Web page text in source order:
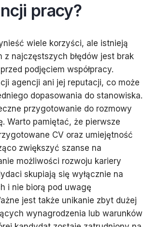
pracy?
wiele korzyści, ale istnieją
z najczęstszych błędów jest brak
podjęciem współpracy.
agencji ani jej reputacji, co może
dopasowania do stanowiska.
przygotowanie do rozmowy
Warto pamiętać, że pierwsze
CV oraz umiejętność
zwiększyć szanse na
możliwości rozwoju kariery
skupiają się wyłącznie na
i nie biorą pod uwagę
jest także unikanie zbyt dużej
wynagrodzenia lub warunków